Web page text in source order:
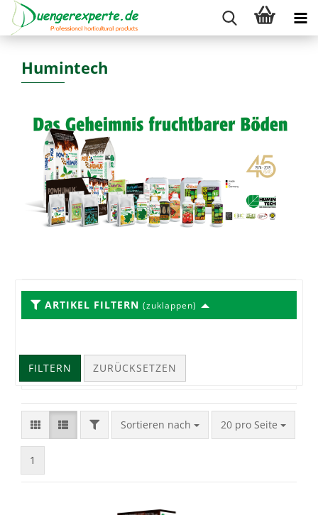
Humintech
ARTIKEL FILTERN (zuklappen)
FILTERN ZURÜCKSETZEN
FILTERSortieren nach
Sortieren nach 20 pro Seite
pro Seite
1